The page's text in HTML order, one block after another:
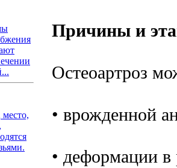
Причины и
Остеоартроз
• врожденной
• деформации в